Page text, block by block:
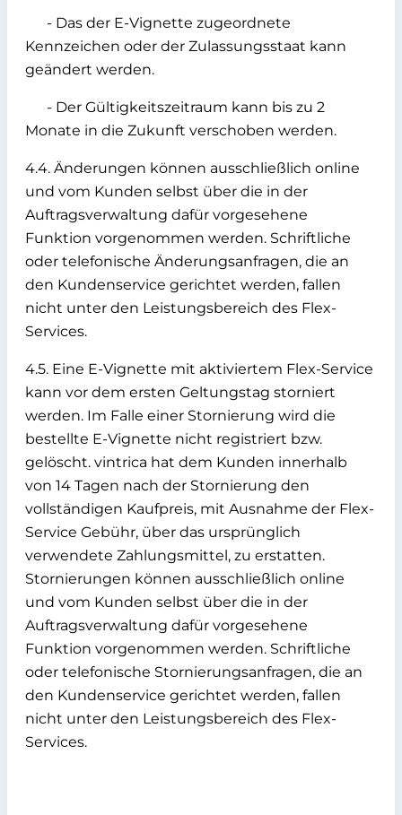
- Das der E-Vignette zugeordnete
Kennzeichen oder der Zulassungsstaat kann
geändert werden.
- Der Gültigkeitszeitraum kann bis zu 2
Monate in die Zukunft verschoben werden.
4.4. Änderungen können ausschließlich online
und vom Kunden selbst über die in der
Auftragsverwaltung dafür vorgesehene
Funktion vorgenommen werden. Schriftliche
oder telefonische Änderungsanfragen, die an
den Kundenservice gerichtet werden, fallen
nicht unter den Leistungsbereich des Flex-
Services.
4.5. Eine E-Vignette mit aktiviertem Flex-Service
kann vor dem ersten Geltungstag storniert
werden. Im Falle einer Stornierung wird die
bestellte E-Vignette nicht registriert bzw.
gelöscht. vintrica hat dem Kunden innerhalb
von 14 Tagen nach der Stornierung den
vollständigen Kaufpreis, mit Ausnahme der Flex-
Service Gebühr, über das ursprünglich
verwendete Zahlungsmittel, zu erstatten.
Stornierungen können ausschließlich online
und vom Kunden selbst über die in der
Auftragsverwaltung dafür vorgesehene
Funktion vorgenommen werden. Schriftliche
oder telefonische Stornierungsanfragen, die an
den Kundenservice gerichtet werden, fallen
nicht unter den Leistungsbereich des Flex-
Services.